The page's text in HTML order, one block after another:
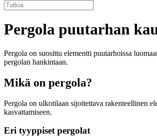
Pergola puutarhan
Pergola on suosittu elementti puutarhoissa
pergolan hankintaan.
Mikä on pergola?
Pergola on ulkotilaan sijoitettava rakenteellinen
kasvattamiseen.
Eri tyyppiset pergolat